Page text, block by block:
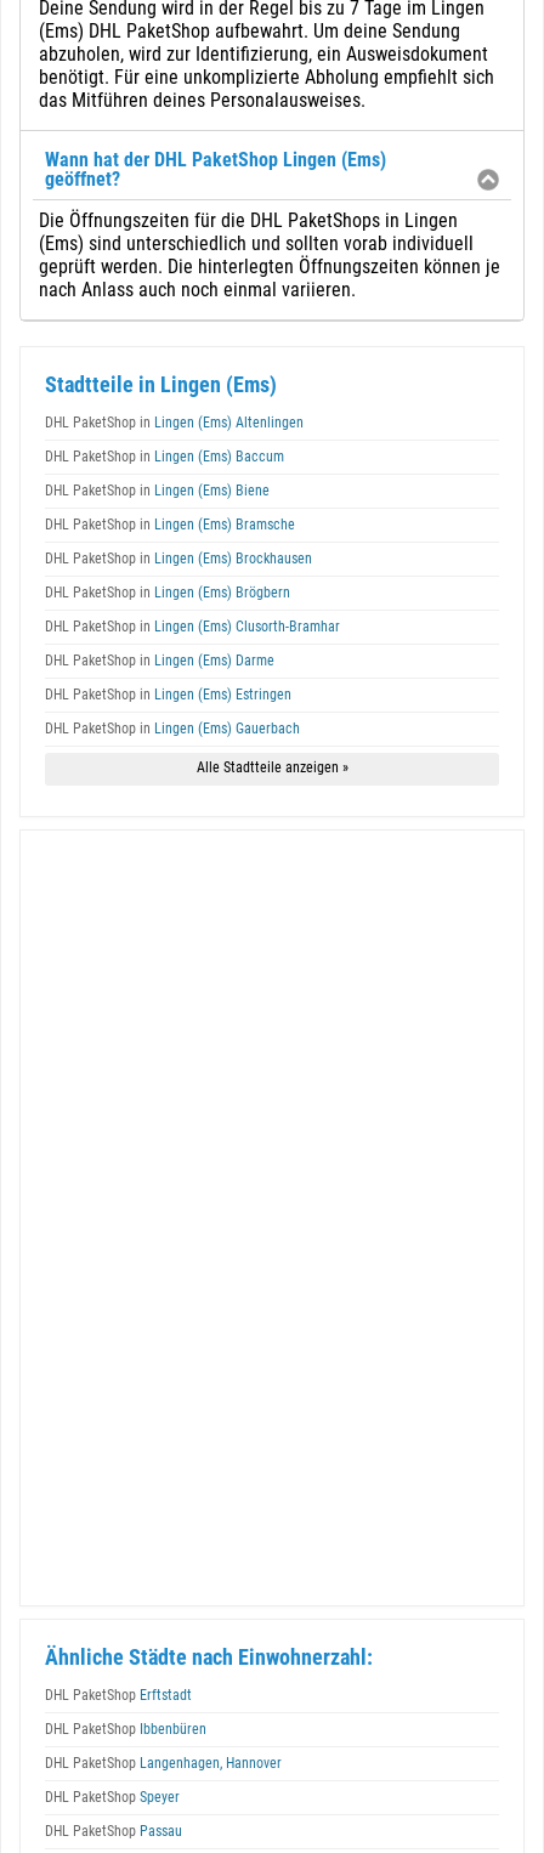
Deine Sendung wird in der Regel bis zu 7 Tage im Lingen
(Ems) DHL PaketShop aufbewahrt. Um deine Sendung
abzuholen, wird zur Identifizierung, ein Ausweisdokument
benötigt. Für eine unkomplizierte Abholung empfiehlt sich
das Mitführen deines Personalausweises.
Wann hat der DHL PaketShop Lingen (Ems)
geöffnet?
Die Öffnungszeiten für die DHL PaketShops in Lingen
(Ems) sind unterschiedlich und sollten vorab individuell
geprüft werden. Die hinterlegten Öffnungszeiten können je
nach Anlass auch noch einmal variieren.
Stadtteile in Lingen (Ems)
DHL PaketShop in Lingen (Ems) Altenlingen
DHL PaketShop in Lingen (Ems) Baccum
DHL PaketShop in Lingen (Ems) Biene
DHL PaketShop in Lingen (Ems) Bramsche
DHL PaketShop in Lingen (Ems) Brockhausen
DHL PaketShop in Lingen (Ems) Brögbern
DHL PaketShop in Lingen (Ems) Clusorth-Bramhar
DHL PaketShop in Lingen (Ems) Darme
DHL PaketShop in Lingen (Ems) Estringen
DHL PaketShop in Lingen (Ems) Gauerbach
Alle Stadtteile anzeigen »
Ähnliche Städte nach Einwohnerzahl:
DHL PaketShop Erftstadt
DHL PaketShop Ibbenbüren
DHL PaketShop Langenhagen, Hannover
DHL PaketShop Speyer
DHL PaketShop Passau